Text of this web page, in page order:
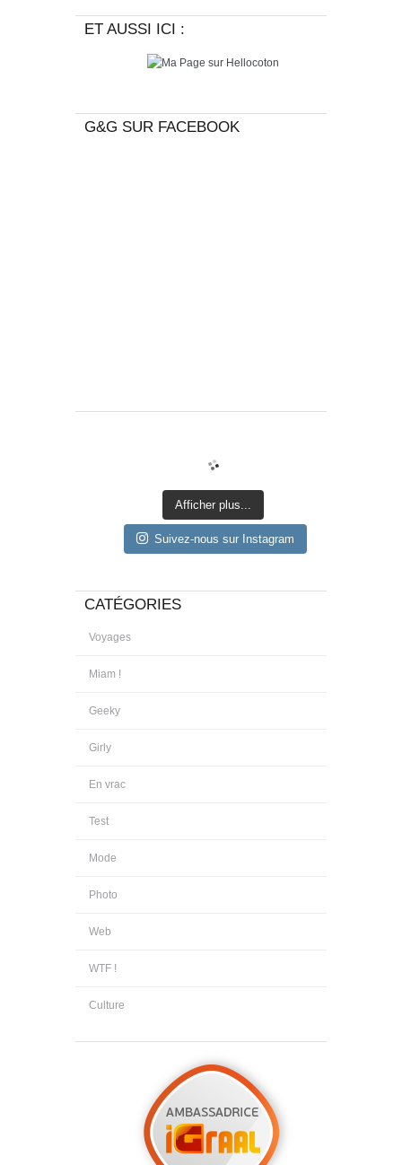
ET AUSSI ICI :
G&G SUR FACEBOOK
Afficher plus...
Suivez-nous sur Instagram
CATÉGORIES
Voyages
Miam !
Geeky
Girly
En vrac
Test
Mode
Photo
Web
WTF !
Culture